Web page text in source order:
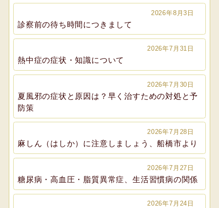
2026年8月3日
診察前の待ち時間につきまして
2026年7月31日
熱中症の症状・知識について
2026年7月30日
夏風邪の症状と原因は？早く治すための対処と予
防策
2026年7月28日
麻しん（はしか）に注意しましょう、船橋市より
2026年7月27日
糖尿病・高血圧・脂質異常症、生活習慣病の関係
2026年7月24日